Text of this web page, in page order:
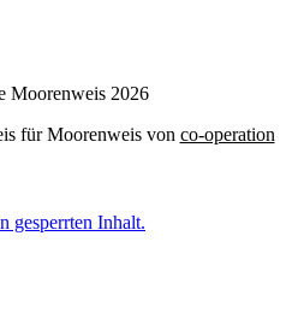
Moorenweis 2026
für Moorenweis von co-operation
gesperrten Inhalt.